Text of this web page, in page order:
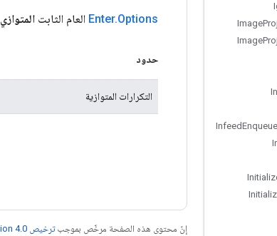
Image
Image
InfeedEnqueue
Enter.Options العام الثابت المتوازي
حدود
التكرارات المتوازية
إنّ محتوى هذه الصفحة مرخّص بموجبترخيص Creative Commons Attribution 4.0‏